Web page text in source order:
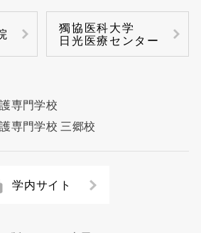
獨協医科大学
日光医療センター
専門学校
専門学校 三郷校
学内サイト